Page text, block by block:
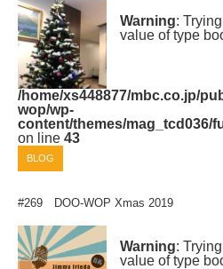
Warning:
value of type
/home/xs448877/mbc.co.jp/
wop/wp-
content/themes/mag_tcd036/
on line 43
BLOG
#269 DOO-WOP Xmas 2019
Warning:
value of type